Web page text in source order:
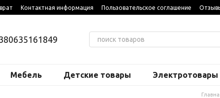
Контактная информация Пользовательское соглашение
Мебель Детские товары Электротовары